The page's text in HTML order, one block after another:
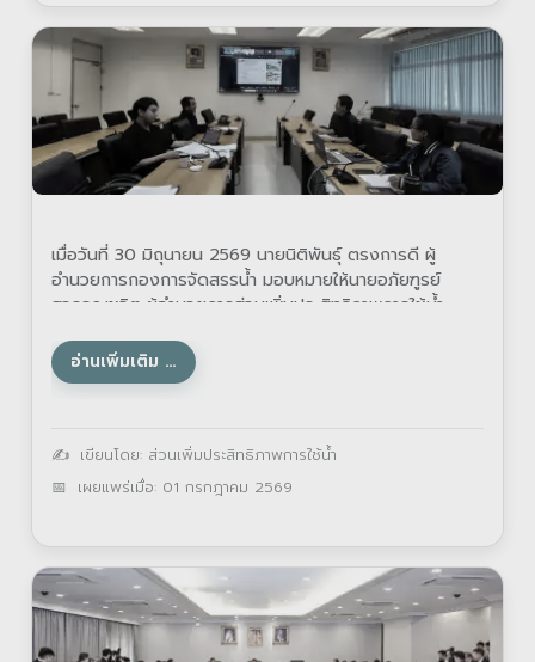
เมื่อวันที่ 30 มิถุนายน 2569 นายนิติพันธุ์ ตรงการดี ผู้
อำนวยการกองการจัดสรรน้ำ มอบหมายให้นายอภัยฑูรย์
สุวรรณชูจิต ผู้อำนวยการส่วนเพิ่มประสิทธิภาพการใช้น้ำ
รายละเอียด
เขียนโดย: ส่วนเพิ่มประสิทธิภาพการใช้น้ำ
เผยแพร่เมื่อ: 01 กรกฎาคม 2569
อ่านเพิ่มเติม …